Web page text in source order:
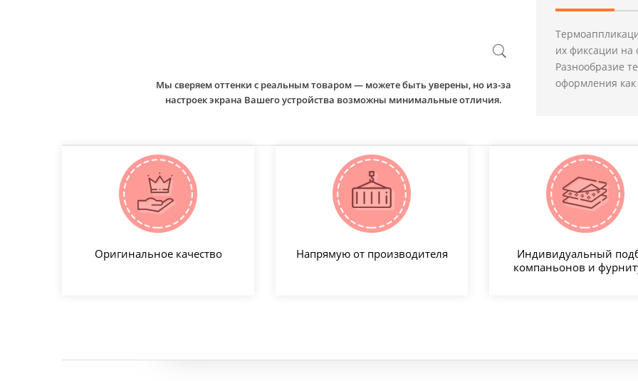
Мы сверяем оттенки с реальным товаром — можете быть уверены, но из-за
настроек экрана Вашего устройства возможны минимальные отличия.
их фиксации на
Разнообразие
оформления
Оригинальное качество Напрямую от производителя
Индивидуальный
компаньонов и